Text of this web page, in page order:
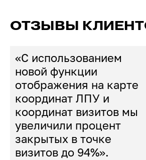
ОТЗЫВЫ
«С использованием
новой функции
отображения на карте
координат ЛПУ и
координат визитов мы
увеличили процент
закрытых в точке
визитов до 94%».